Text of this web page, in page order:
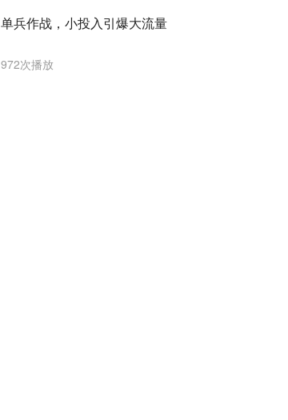
单兵作战，小投入引爆大流量
972次播放